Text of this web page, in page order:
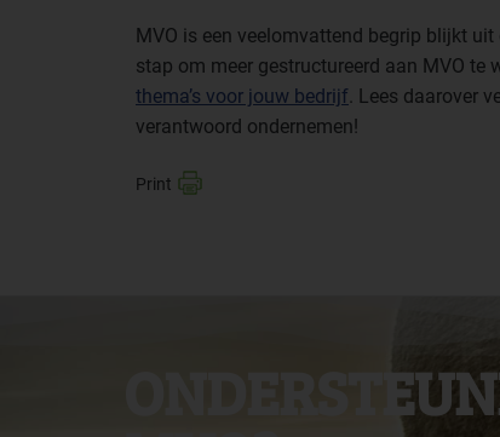
MVO is een veelomvattend begrip blijkt
stap om meer gestructureerd aan MVO te
thema’s voor jouw bedrijf. Lees daarover
verantwoord ondernemen!